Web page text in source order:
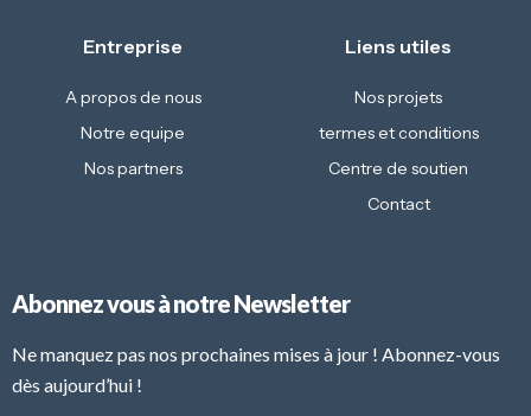
Entreprise
A propos de nous
Notre equipe
Nos partners
Liens utiles
Nos projets
termes et conditions
Centre de soutien
Contact
Abonnez vous à notre Newsletter
Ne manquez pas nos prochaines mises à jour ! Abonnez-vous
dès aujourd’hui !